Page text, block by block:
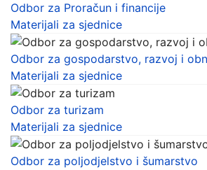
Odbor za Proračun i financije
Materijali za sjednice
Odbor za gospodarstvo, razvoj i
Materijali za sjednice
Odbor za turizam
Materijali za sjednice
Odbor za poljodjelstvo i šumarstvo